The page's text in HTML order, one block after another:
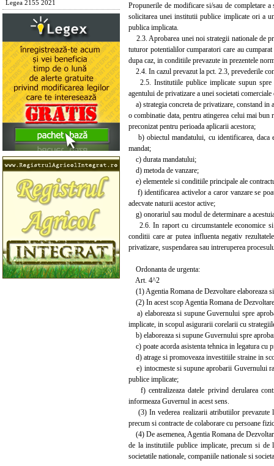
Legea 2155 2021
Propunerile de modificare si/sau de completare
solicitarea unei institutii publice implicate ori a
publica implicata.
2.3. Aprobarea unei noi strategii nationale de
tuturor potentialilor cumparatori care au
dupa caz, in conditiile prevazute in prezentele
2.4. In cazul prevazut la pct. 2.3, prevederile
2.5. Institutiile publice implicate supun spre
agentului de privatizare a unei societati
a) strategia concreta de privatizare, constand in
o combinatie data, pentru atingerea celui mai
preconizat pentru perioada aplicarii acestora;
b) obiectul mandatului, cu identificarea, daca
mandat;
c) durata mandatului;
d) metoda de vanzare;
e) elementele si conditiile principale ale
f) identificarea activelor a caror vanzare se
adecvate naturii acestor active;
g) onorariul sau modul de determinare a
2.6. In raport cu circumstantele economice si
conditii care ar putea influenta negativ
privatizare, suspendarea sau intreruperea
Ordonanta de urgenta:
Art. 4^2
(1) Agentia Romana de Dezvoltare elaboreaza
(2) In acest scop Agentia Romana de
a) elaboreaza si supune Guvernului spre
implicate, in scopul asigurarii corelarii cu
b) elaboreaza si supune Guvernului spre
c) poate acorda asistenta tehnica in legatura cu
d) atrage si promoveaza investitiile straine in
e) intocmeste si supune aprobarii Guvernului
publice implicate;
f) centralizeaza datele privind derularea
informeaza Guvernul in acest sens.
(3) In vederea realizarii atributiilor prevazute
precum si contracte de colaborare cu persoane
(4) De asemenea, Agentia Romana de
de la institutiile publice implicate, precum si de
societatile nationale, companiile nationale si